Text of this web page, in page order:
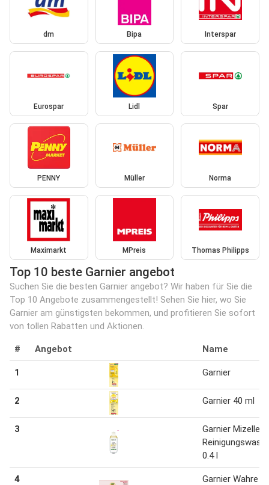
dm Bipa Interspar
Eurospar Lidl Spar
PENNY Müller Norma
Maximarkt MPreis Thomas Philipps
Top 10 beste Garnier angebot
Suchen Sie die besten Garnier angebot? Wir haben für Sie die
Top 10 Angebote zusammengestellt! Sehen Sie hier, wo Sie
Garnier am günstigsten bekommen, und profitieren Sie sofort
von tollen Rabatten und Aktionen.
# Angebot Name
1 Garnier
2 Garnier 40 ml
3
Garnier Mizellen
0.4 l
4
Garnier Wahre